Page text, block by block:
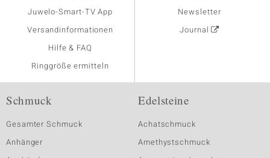
Juwelo-Smart-TV App
Versandinformationen
Hilfe & FAQ
Ringgröße ermitteln
Newsletter
Journal
Schmuck
Gesamter Schmuck
Anhänger
Edelsteine
Achatschmuck
Amethystschmuck